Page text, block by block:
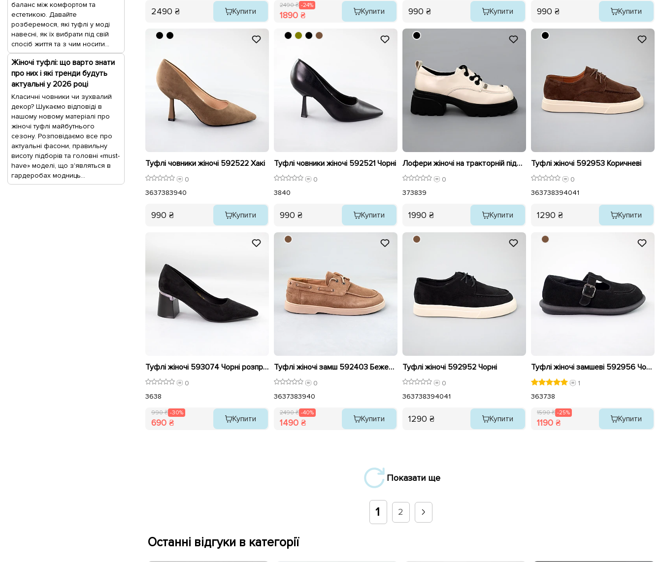
баланс між комфортом та
естетикою. Давайте
розберемося, які туфлі у моді
навесні, як їх вибрати під свій
спосіб життя та з чим носити...
Жіночі туфлі: що варто знати
про них і які тренди будуть
актуальні у 2026 році
Класичні човники чи зухвалий
декор? Шукаємо відповіді в
нашому новому матеріалі про
жіночі туфлі майбутнього
сезону. Розповідаємо все про
актуальні фасони, правильну
висоту підборів та головні «must-
have» моделі, що з'являться в
гардеробах модниць...
2490 ₴ Купити
2490 ₴ -24%
1890 ₴ Купити 990 ₴ Купити 990 ₴ Купити
Туфлі човники жіночі 592522 Хакі
0
3637383940
990 ₴ Купити
Туфлі човники жіночі 592521 Чорні
0
3840
990 ₴ Купити
Лофери жіночі на тракторній підошві 589502 Молочні
0
373839
1990 ₴ Купити
Туфлі жіночі 592953 Коричневі
0
363738394041
1290 ₴ Купити
Туфлі жіночі 593074 Чорні розпродаж
0
3638
990 ₴ -30%
690 ₴ Купити
Туфлі жіночі замш 592403 Бежеві розпродаж
0
3637383940
2490 ₴ -40%
1490 ₴ Купити
Туфлі жіночі 592952 Чорні
0
363738394041
1290 ₴ Купити
Туфлі жіночі замшеві 592956 Чорні розпродаж
1
363738
1590 ₴ -25%
1190 ₴ Купити
Показати ще
1 2
Останні відгуки в категорії